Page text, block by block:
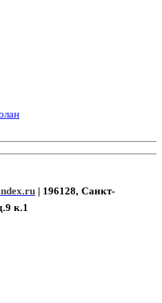
| 196128, Санкт-
к.1